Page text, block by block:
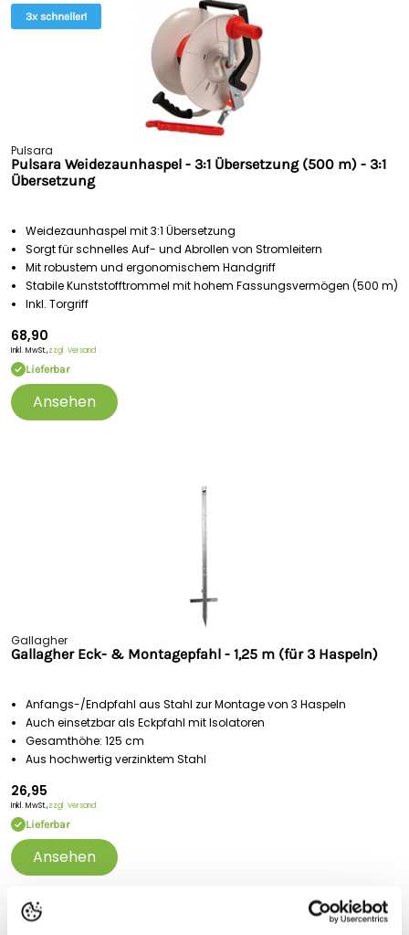
3x schneller!
Pulsara
Pulsara Weidezaunhaspel - 3:1 Übersetzung (500 m) - 3:1
Übersetzung
Weidezaunhaspel mit 3:1 Übersetzung
Sorgt für schnelles Auf- und Abrollen von Stromleitern
Mit robustem und ergonomischem Handgriff
Stabile Kunststofftrommel mit hohem Fassungsvermögen (500 m)
Inkl. Torgriff
68,90
Inkl. MwSt.,zzgl. Versand
Lieferbar
Ansehen
Gallagher
Gallagher Eck- & Montagepfahl - 1,25 m (für 3 Haspeln)
Anfangs-/Endpfahl aus Stahl zur Montage von 3 Haspeln
Auch einsetzbar als Eckpfahl mit Isolatoren
Gesamthöhe: 125 cm
Aus hochwertig verzinktem Stahl
26,95
Inkl. MwSt.,zzgl. Versand
Lieferbar
AnsehenPortofrei